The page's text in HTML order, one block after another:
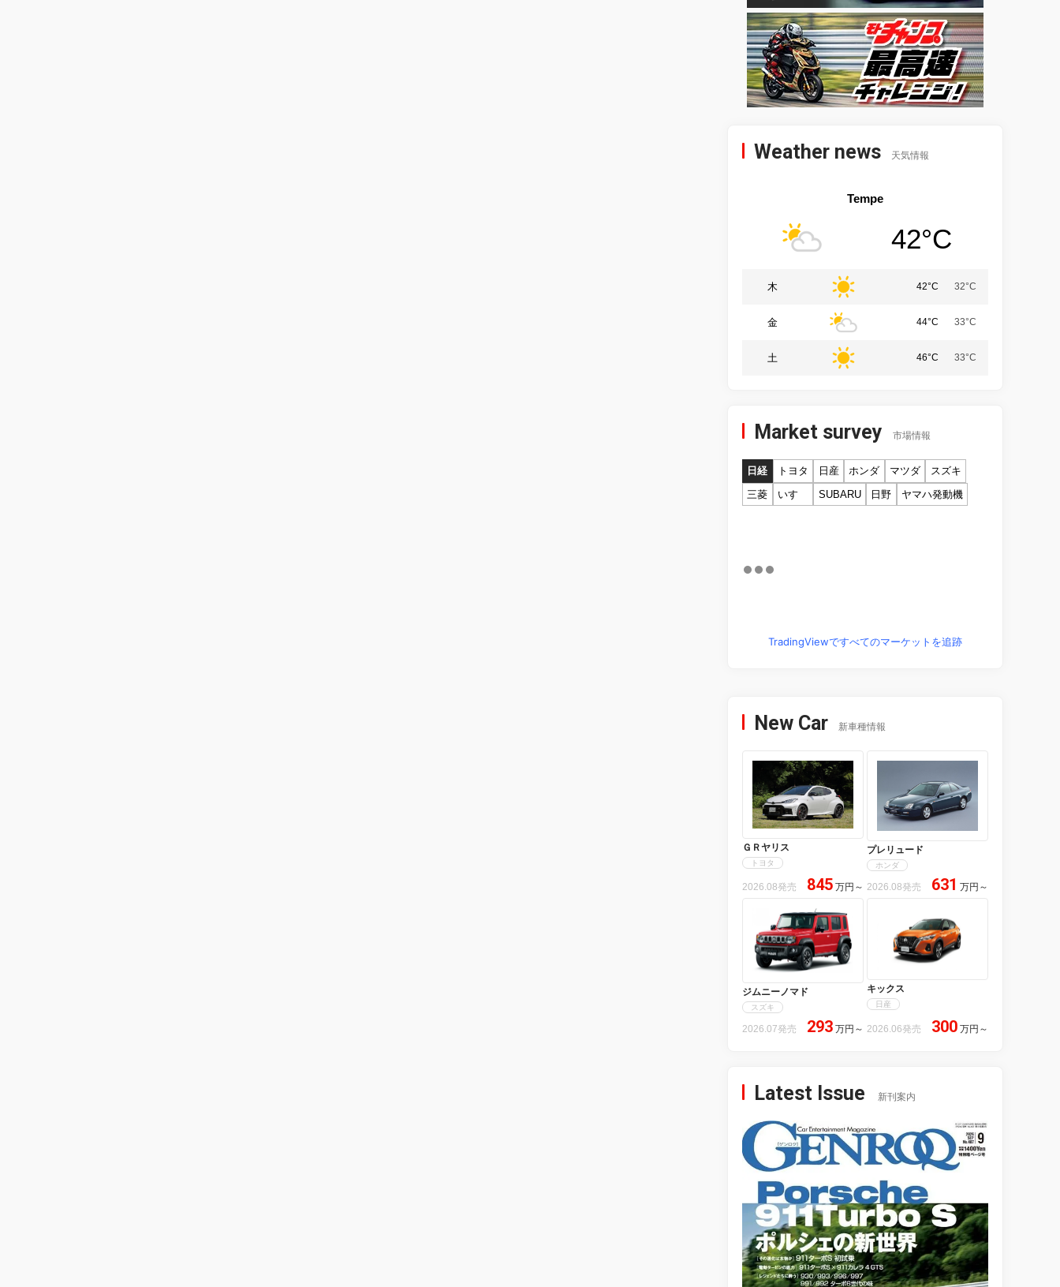
Weather news 天気情報
Tempe
42°C
木 42°C 32°C
金 44°C 33°C
土 46°C 33°C
Market survey 市場情報
日経 トヨタ 日産 ホンダ マツダ
スズキ
三菱
いすゞ SUBARU 日野 ヤマハ発動機
TradingViewですべてのマーケットを追跡
New Car 新車種情報
ＧＲヤリス
トヨタ
2026.08発売 845 万円 ～
プレリュード
ホンダ
2026.08発売 631 万円 ～
ジムニーノマド
スズキ
2026.07発売 293 万円 ～
キックス
日産
2026.06発売 300 万円 ～
Latest Issue 新刊案内